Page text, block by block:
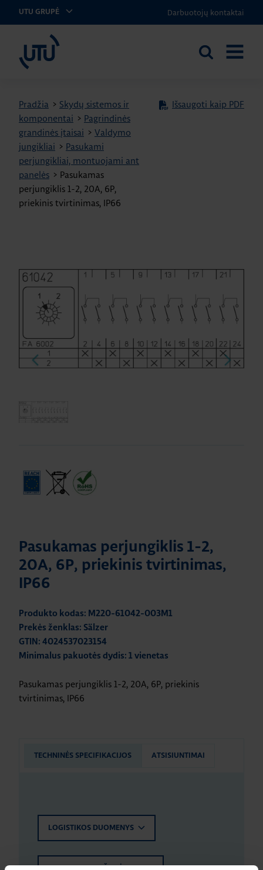
UTU GRUPĖ Darbuotojų kontaktai
UTU Lithuania
Ieškoti
Pradžia > Skydų sistemos ir
komponentai > Pagrindinės
grandinės įtaisai > Valdymo
jungikliai > Pasukami
perjungikliai, montuojami ant
panelės > Pasukamas
perjungiklis 1-2, 20A, 6P,
priekinis tvirtinimas, IP66
Išsaugoti kaip PDF
Pasukamas perjungiklis 1-2,
20A, 6P, priekinis tvirtinimas,
IP66
Produkto kodas: M220-61042-003M1
Prekės ženklas: Sälzer
GTIN: 4024537023154
Minimalus pakuotės dydis: 1 vienetas
Pasukamas perjungiklis 1-2, 20A, 6P, priekinis
tvirtinimas, IP66
TECHNINĖS SPECIFIKACIJOS ATSISIUNTIMAI
LOGISTIKOS DUOMENYS